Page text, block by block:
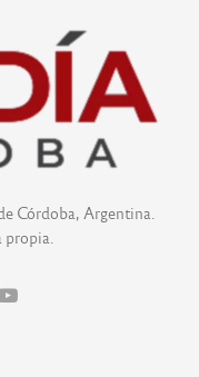
Córdoba, Argentina.
propia.